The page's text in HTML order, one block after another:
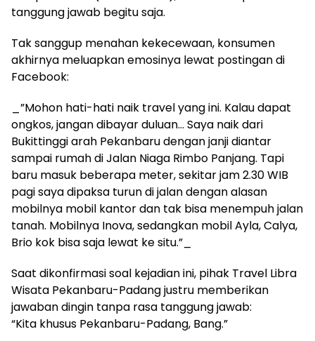
tanggung jawab begitu saja.
Tak sanggup menahan kekecewaan, konsumen
akhirnya meluapkan emosinya lewat postingan di
Facebook:
_”Mohon hati-hati naik travel yang ini. Kalau dapat
ongkos, jangan dibayar duluan… Saya naik dari
Bukittinggi arah Pekanbaru dengan janji diantar
sampai rumah di Jalan Niaga Rimbo Panjang. Tapi
baru masuk beberapa meter, sekitar jam 2.30 WIB
pagi saya dipaksa turun di jalan dengan alasan
mobilnya mobil kantor dan tak bisa menempuh jalan
tanah. Mobilnya Inova, sedangkan mobil Ayla, Calya,
Brio kok bisa saja lewat ke situ.”_
Saat dikonfirmasi soal kejadian ini, pihak Travel Libra
Wisata Pekanbaru-Padang justru memberikan
jawaban dingin tanpa rasa tanggung jawab:
“Kita khusus Pekanbaru-Padang, Bang.”